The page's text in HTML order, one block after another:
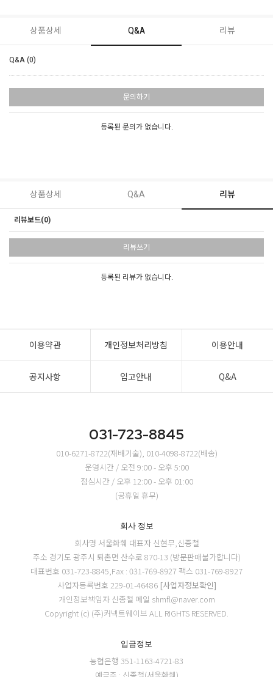
상품상세 Q&A 리뷰
Q&A (0)
문의하기
등록된 문의가 없습니다.
상품상세 Q&A 리뷰
리뷰보드(0)
리뷰쓰기
등록된 리뷰가 없습니다.
이용약관 개인정보처리방침 이용안내
공지사항 입고안내 Q&A
031-723-8845
010-6271-8722(재배기술), 010-4098-8722(배송)
운영시간 / 오전 9:00 - 오후 5:00
점심시간 / 오후 12:00 - 오후 01:00
(공휴일 휴무)
회사 정보
회사명 서울화훼 대표자 신현무,신종철
주소 경기도 광주시 퇴촌면 산수로 870-13 (방문판매불가합니다)
대표번호 031-723-8845,Fax : 031-769-8927 팩스 031-769-8927
사업자등록번호 229-01-46486 [사업자정보확인]
개인정보책임자 신종철 메일 shmfl@naver.com
Copyright (c) (주)커넥트웨이브 ALL RIGHTS RESERVED.
입금정보
농협은행 351-1163-4721-83